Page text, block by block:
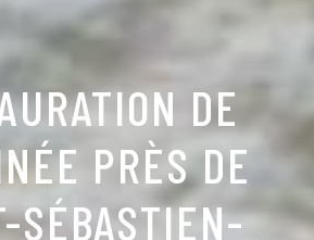
DE
PRÈS DE
SÉBASTIEN-